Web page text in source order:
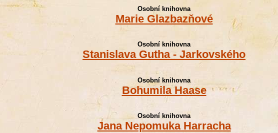
Osobní knihovna
Marie Glazbazňové
Osobní knihovna
Stanislava Gutha - Jarkovského
Osobní knihovna
Bohumila Haase
Osobní knihovna
Jana Nepomuka Harracha